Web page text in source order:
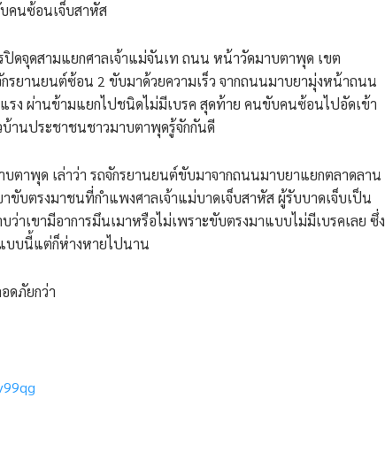
คนซ้อนเจ็บสาหัส
ปิดจุดสามแยกศาลเจ้าแม่จันเท ถนน หน้าวัดมาบตาพุด เขต
รยานยนต์ซ้อน 2 ขับมาด้วยความเร็ว จากถนนมาบยามุ่งหน้าถนน
รง ผ่านข้ามแยกไปชนิดไม่มีเบรค สุดท้าย คนขับคนซ้อนไปอัดเข้า
านประชาชนชาวมาบตาพุดรู้จักกันดี
ตาพุด เล่าว่า รถจักรยานยนต์ขับมาจากถนนมาบยาแยกตลาดลาน
บตรงมาชนที่กำแพงศาลเจ้าแม่บาดเจ็บสาหัส ผู้รับบาดเจ็บเป็น
าเขามีอาการมึนเมาหรือไม่เพราะขับตรงมาแบบไม่มีเบรคเลย ซึ่ง
บบนี้แต่ก็ห่างหายไปนาน
ดภัยกว่า